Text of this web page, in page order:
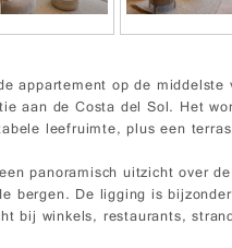
appartement op de
aan de Costa del Sol. Het
leefruimte, plus een
panoramisch uitzicht over
bergen. De ligging is
bij winkels, restaurants,